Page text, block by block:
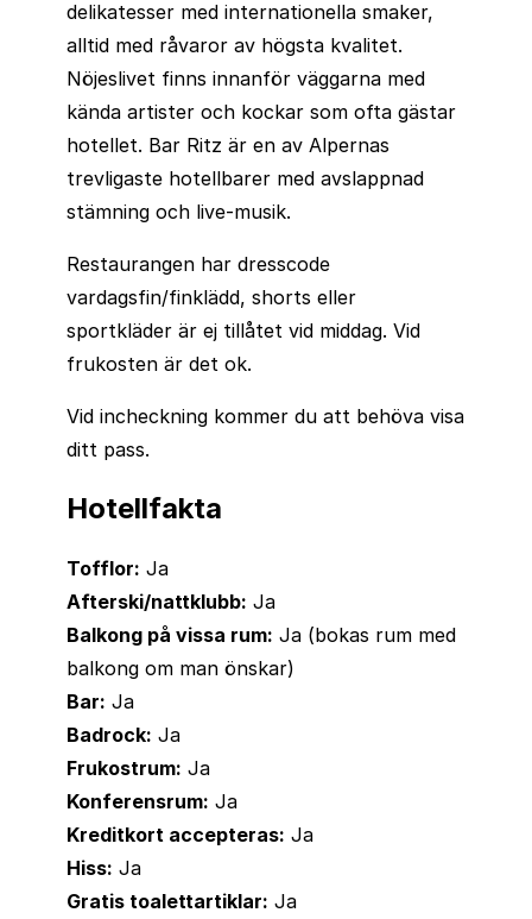
delikatesser med internationella smaker,
alltid med råvaror av högsta kvalitet.
Nöjeslivet finns innanför väggarna med
kända artister och kockar som ofta gästar
hotellet. Bar Ritz är en av Alpernas
trevligaste hotellbarer med avslappnad
stämning och live-musik.
Restaurangen har dresscode
vardagsfin/finklädd, shorts eller
sportkläder är ej tillåtet vid middag. Vid
frukosten är det ok.
Vid incheckning kommer du att behöva visa
ditt pass.
Hotellfakta
Tofflor: Ja
Afterski/nattklubb: Ja
Balkong på vissa rum: Ja (bokas rum med
balkong om man önskar)
Bar: Ja
Badrock: Ja
Frukostrum: Ja
Konferensrum: Ja
Kreditkort accepteras: Ja
Hiss: Ja
Gratis toalettartiklar: Ja